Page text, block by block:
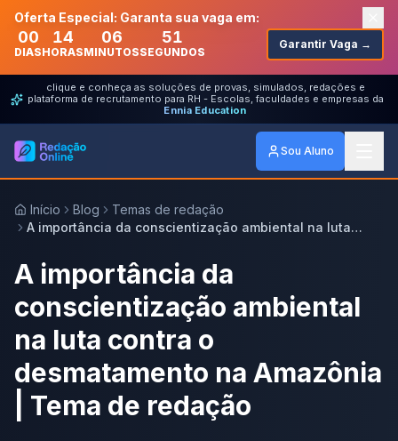
Oferta Especial: Garanta sua vaga em:
00
DIAS
14
HORAS
06
MINUTOS
51
SEGUNDOS
Garantir Vaga →
clique e conheça as soluções de provas, simulados, redações e
plataforma de recrutamento para RH - Escolas, faculdades e empresas da
Ennia Education
Sou Aluno
Início Blog
Temas de redação
A importância da conscientização ambiental na luta
A importância da
conscientização ambiental
na luta contra o
desmatamento na Amazônia
| Tema de redação